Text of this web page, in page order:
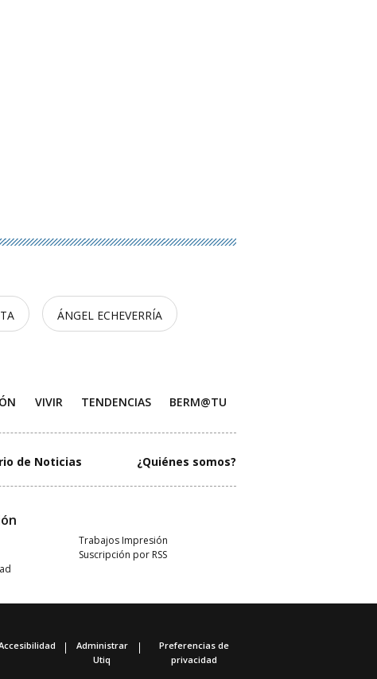
ÁNGEL ECHEVERRÍA
VIVIR TENDENCIAS BERM@TU
de Noticias ¿Quiénes somos?
Trabajos Impresión
Suscripción por RSS
Administrar
Utiq
Preferencias de
privacidad